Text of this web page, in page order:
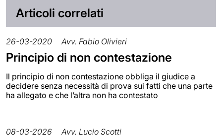
Articoli correlati
26-03-2020 Avv. Fabio Olivieri
Principio di non contestazione
Il principio di non contestazione obbliga il giudice a
decidere senza necessità di prova sui fatti che una parte
ha allegato e che l’altra non ha contestato
08-03-2026 Avv. Lucio Scotti